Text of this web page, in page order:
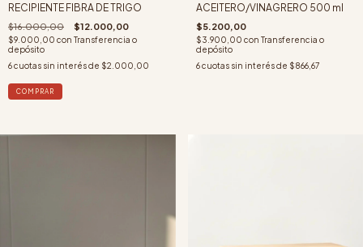
RECIPIENTE FIBRA DE TRIGO
$16.000,00 $12.000,00
$9.000,00 con Transferencia o
depósito
6cuotas sin interés de $2.000,00
ACEITERO/VINAGRERO 500 ml
$5.200,00
$3.900,00 con Transferencia o
depósito
6 cuotas sin interés de $866,67